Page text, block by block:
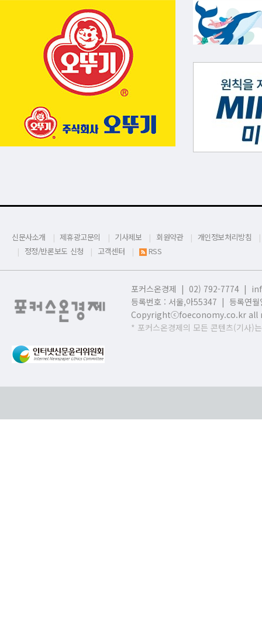
신문사소개 제휴광고문의 기사제보 회원약관
개인정보처리방침
정정/반론보도 신청
고객센터 RSS
포커스온경제 | 02) 792-7774 |
등록번호 : 서울,아55347 | 등록연
Copyrightⓒfoeconomy.co.kr all
* 포커스온경제의 모든 콘텐츠(기사)